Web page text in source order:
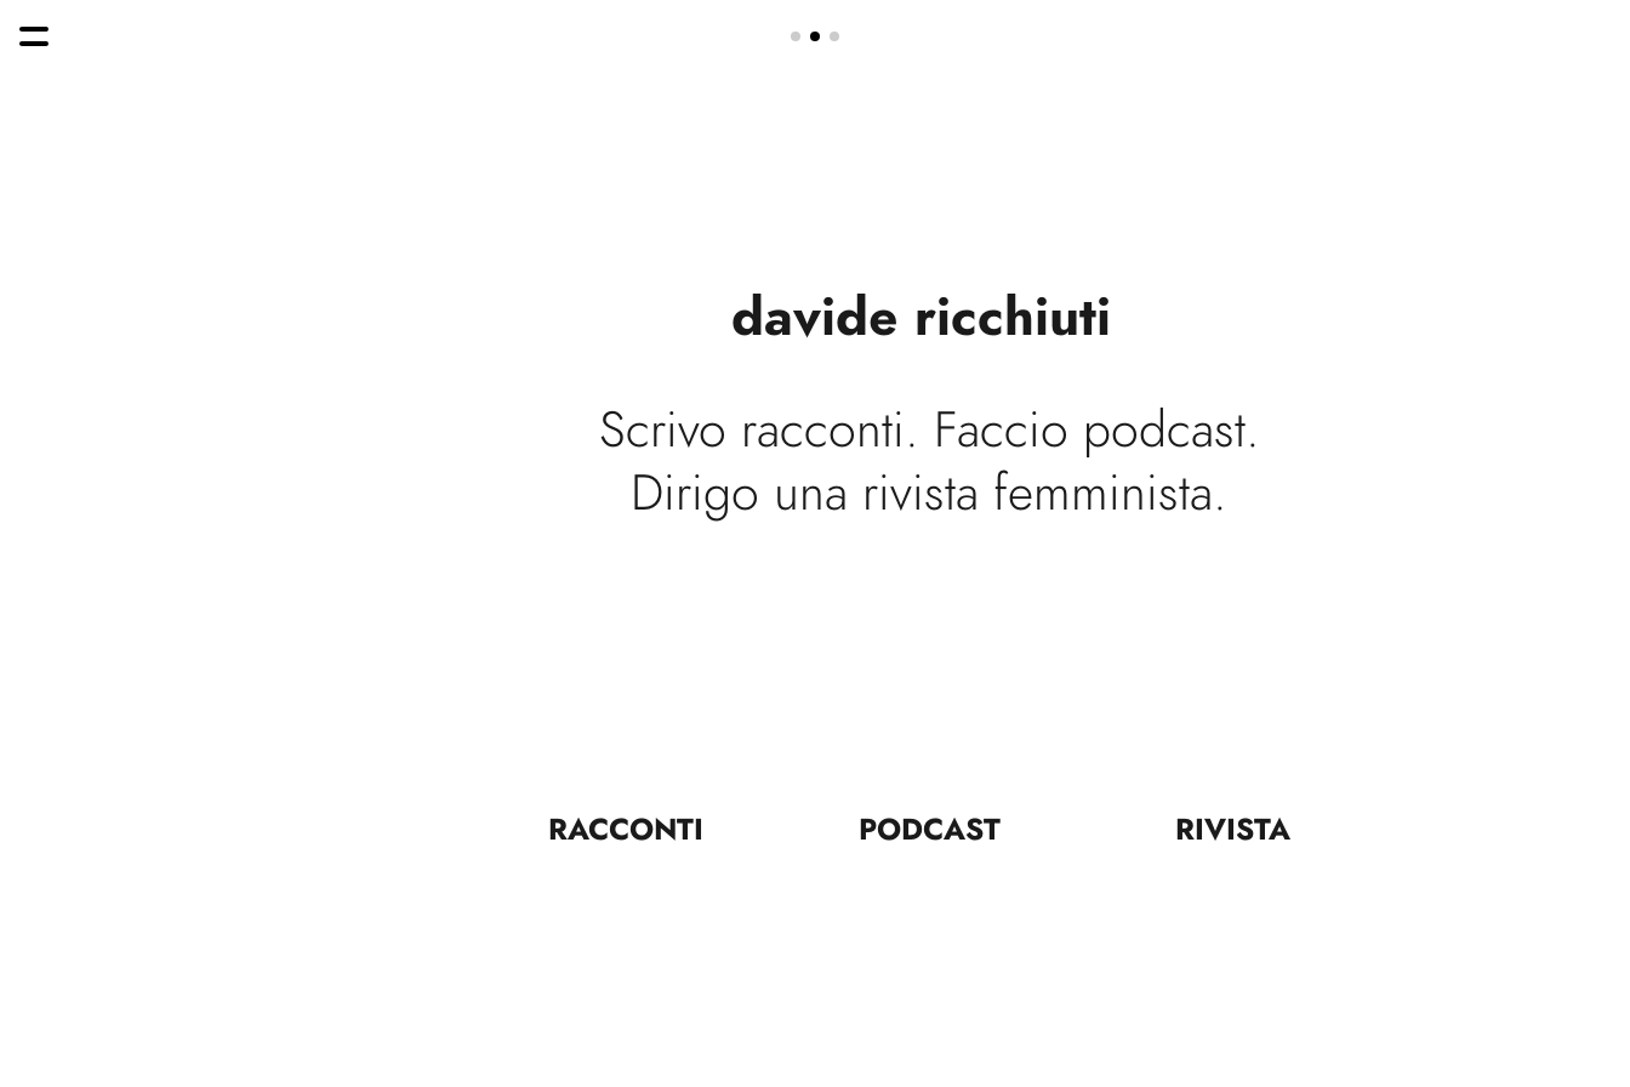
davide ricchiuti
Scrivo racconti. Faccio podcast.
Dirigo una rivista femminista.
RACCONTI PODCAST RIVISTA